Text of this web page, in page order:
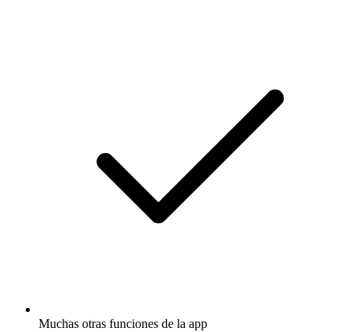
Muchas otras funciones de la app